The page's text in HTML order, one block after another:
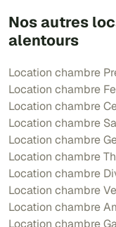
Nos autres
alentours
Location chambre
Location chambre
Location chambre
Location chambre
Location chambre
Location chambre
Location chambre
Location chambre
Location chambre
Location chambre